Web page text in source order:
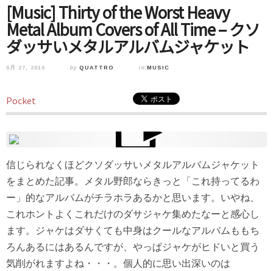
[Music] Thirty of the Worst Heavy
Metal Album Covers of All Time – クソ
ダッサいメタルアルバムジャケット
6月 27, 2016 by QUATTRO in MUSIC
Pocket
信じられなくほどクソダッサいメタルアルバムジャケット
をまとめた記事。メタル野郎ならきっと「これ持ってるわ
ー」的なアルバムがチラホラあるかと思います。いやね、
これホントよくこれだけのダサジャケ集めたなーと感心し
ます。ジャケはダサくても中身はクールなアルバムももち
ろんあるにはあるんですが、やっぱジャケがヒドいと買う
気削がれますよね・・・。個人的に思い出深いのは